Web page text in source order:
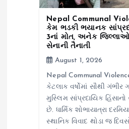
Nepal Communal
કેમ ભડકી ભયાનક
3નાં મોત, અનેક
સેનાની તૈનાતી
August 1, 2026
Nepal Communal
કેટલાક વર્ષોમાં સૌથી ગંભીર
મુસ્લિમ સાંપ્રદાયિક
છે. ધાર્મિક શોભાયાત્રા
સ્થાનિક વિવાદ થોડા જ